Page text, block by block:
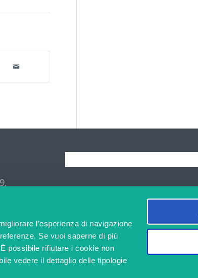
l’esperienza di navigazione
Se vuoi saperne di più
È possibile rifiutare i cookie non
vedere il dettaglio delle tipologie